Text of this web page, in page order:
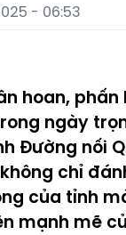
- 06:53
hoan,
ngày
Đường nối
không chỉ
của tỉnh
mạnh mẽ